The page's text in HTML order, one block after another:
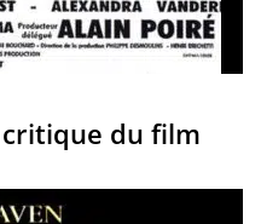
critique du film